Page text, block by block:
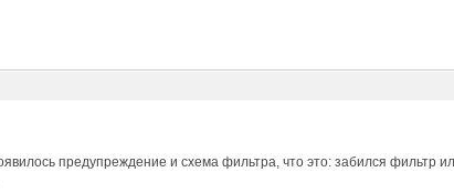
предупреждение и схема фильтра, что это: забился фильтр